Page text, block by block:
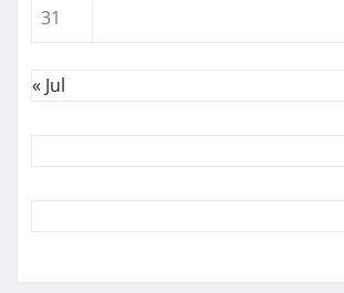
31
« Jul